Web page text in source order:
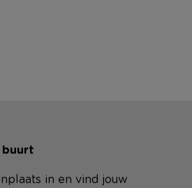
buurt
in en vind jouw